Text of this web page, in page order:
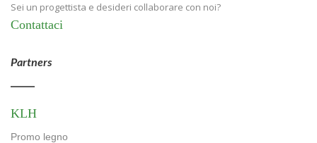
Sei un progettista e desideri collaborare con noi?
Contattaci
Partners
KLH
Promo legno